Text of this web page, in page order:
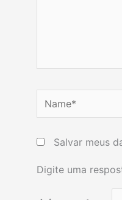
Name*
Salvar meus
Digite uma